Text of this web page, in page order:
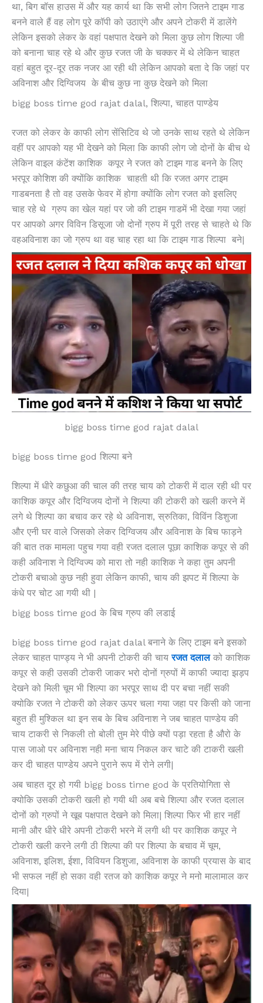
था, बिग बॉस हाउस में और यह कार्य था कि सभी लोग जितने टाइम गाड
बनने वाले हैं वह लोग पूरे कॉपी को उठाएंगे और अपने टोकरी में डालेंगे
लेकिन इसको लेकर के वहां पक्षपात देखने को मिला कुछ लोग शिल्पा जी
को बनाना चाह रहे थे और कुछ रजत जी के चक्कर में थे लेकिन चाहत
वहां बहुत दूर-दूर तक नजर आ रही थी लेकिन आपको बता दे कि जहां पर
अविनाश और दिग्विजय के बीच कुछ ना कुछ देखने को मिला
bigg boss time god rajat dalal, शिल्पा, चाहत पाण्डेय
रजत को लेकर के काफी लोग सेंसिटिव थे जो उनके साथ रहते थे लेकिन
वहीं पर आपको यह भी देखने को मिला कि काफी लोग जो दोनों के बीच थे
लेकिन वाइल कंटेंश काशिक कपूर ने रजत को टाइम गाड बनने के लिए
भरपूर कोशिश की क्योंकि काशिक चाहती थी कि रजत अगर टाइम
गाडबनता है तो वह उसके फेवर में होगा क्योंकि लोग रजत को इसलिए
चाह रहे थे ग्रुप का खेल यहां पर जो की टाइम गाडमें भी देखा गया जहां
पर आपको अगर विविन डिसूजा जो दोनों ग्रुप में पूरी तरह से चाहते थे कि
वहअविनाश का जो ग्रुप था वह चाह रहा था कि टाइम गाड शिल्पा बने|
bigg boss time god rajat dalal
bigg boss time god शिल्पा बने
शिल्पा में धीरे कछुआ की चाल की तरह चाय को टोकरी में दाल रही थी पर
काशिक कपूर और दिग्विजय दोनों ने शिल्पा की टोकरी को खली करने में
लगे थे शिल्पा का बचाव कर रहे थे अविनाश, स्रुतिका, विविंन डिशुजा
और एनी घर वाले जिसको लेकर दिग्विजय और अविनाश के बिच फाड़ने
की बात तक मामला पहुच गया वही रजत दलाल पूछा काशिक कपूर से की
कही अविनाश ने दिग्विज्य को मारा तो नही काशिक ने कहा तुम अपनी
टोकरी बचाओ कुछ नही हुवा लेकिन काफी, चाय की झपट में शिल्पा के
कंधे पर चोट आ गयी थी |
bigg boss time god के बिच ग्रुप की लडाई
bigg boss time god rajat dalal बनाने के लिए टाइम बने इसको
लेकर चाहत पाण्ड्य ने भी अपनी टोकरी की चायरजत दलाल को काशिक
कपूर से कही उसकी टोकरी जाकर भरो दोनों ग्रुपों में काफी ज्यादा झड़प
देखने को मिली चूम भी शिल्पा का भरपूर साथ दी पर बचा नहीं सकी
क्योकि रजत ने टोकरी को लेकर ऊपर चला गया जहा पर किसी को जाना
बहुत ही मुश्किल था इन सब के बिच अविनाश ने जब चाहत पाण्डेय की
चाय टाकरी से निकली तो बोली तुम मेरे पीछे क्यों पड़ा रहता है औरो के
पास जाओ पर अविनाश नही मना चाय निकल कर चाटे की टाकरी खली
कर दी चाहत पाण्डेय अपने पुराने रूप में रोने लगी|
अब चाहत दूर हो गयी bigg boss time god के प्रतियोगिता से
क्योकि उसकी टोकरी खली हो गयी थी अब बचे शिल्पा और रजत दलाल
दोनों को ग्रुपों ने खूब पक्षपात देखने को मिला| शिल्पा फिर भी हार नहीं
मानी और धीरे धीरे अपनी टोकरी भरने में लगी थी पर काशिक कपूर ने
टोकरी खली करने लगी ठी शिल्पा की पर शिल्पा के बचाव में चूम,
अविनाश, इलिश, ईशा, विवियन डिशुजा, अविनाश के काफी प्रयास के बाद
भी सफल नहीं हो सका वही रतज को काशिक कपूर ने मनो मालामाल कर
दिया|